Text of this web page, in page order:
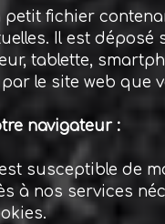
petit fichier
Il est déposé
tablette,
le site web que
navigateur :
susceptible de
à nos services